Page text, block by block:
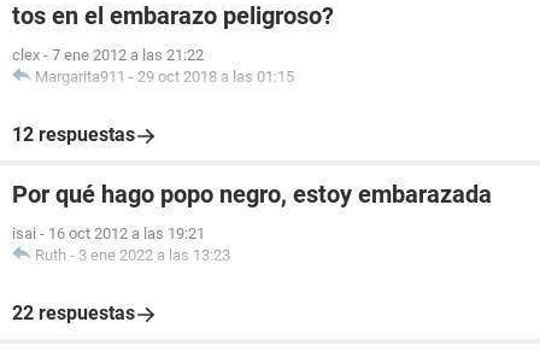
tos en el embarazo peligroso?
clex - 7 ene 2012 a las 21:22
Margarita911 - 29 oct 2018 a las 01:15
12 respuestas
Por qué hago popo negro, estoy embarazada
isai - 16 oct 2012 a las 19:21
Ruth - 3 ene 2022 a las 13:23
22 respuestas